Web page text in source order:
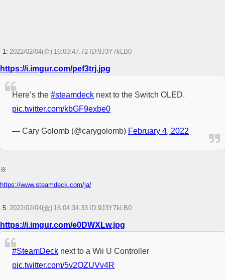
みなのだ
【朗報】GTA6、予約注文がTake-Twoの内部予測を大幅に上回る
TOUGH 第2章 episode.37 大波
【Aqours】トリコリコPLEASE!!←梨子ちゃん無関係【ラブライブ！サンシ
【競馬】G1・2勝 アスコリピチェーノが引退 繁殖入りへ
1: 2022/02/04(金) 16:03:47.72 ID:9J3Y7kLB0
https://i.imgur.com/pef3trj.jpg
Here’s the #steamdeck next to the Switch OLED.
pic.twitter.com/kbGF9exbe0
— Cary Golomb (@carygolomb) February 4, 2022
※
https://www.steamdeck.com/ja/
5: 2022/02/04(金) 16:04:34.33 ID:9J3Y7kLB0
https://i.imgur.com/e0DWXLw.jpg
#SteamDeck next to a Wii U Controller
pic.twitter.com/5v2OZUVv4R